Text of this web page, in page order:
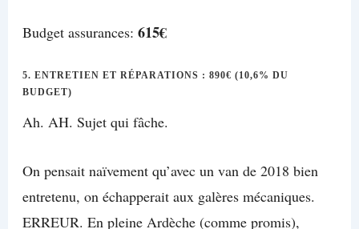
Budget assurances: 615€
5. ENTRETIEN ET RÉPARATIONS : 890€ (10,6% DU
BUDGET)
Ah. AH. Sujet qui fâche.
On pensait naïvement qu’avec un van de 2018 bien
entretenu, on échapperait aux galères mécaniques.
ERREUR. En pleine Ardèche (comme promis),